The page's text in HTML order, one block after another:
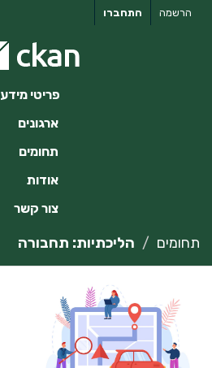
התחברו הרשמה
פריטי מידע
ארגונים
תחומים
אודות
צור קשר
תחומים הליכתיות: תחבורה